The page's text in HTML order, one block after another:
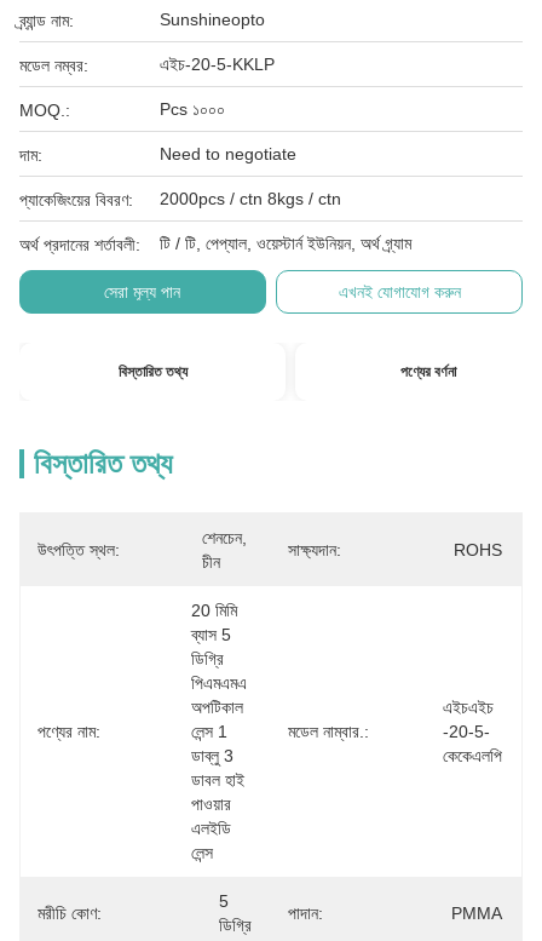
ব্র্যান্ড নাম: Sunshineopto
মডেল নম্বর: এইচ-20-5-KKLP
MOQ.: Pcs ১০০০
দাম: Need to negotiate
প্যাকেজিংয়ের বিবরণ: 2000pcs / ctn 8kgs / ctn
অর্থ প্রদানের শর্তাবলী: টি / টি, পেপ্যাল, ওয়েস্টার্ন ইউনিয়ন, অর্থ গ্র্যাম
সেরা মূল্য পান এখনই যোগাযোগ করুন
বিস্তারিত তথ্য পণ্যের বর্ণনা
বিস্তারিত তথ্য
উৎপত্তি স্থল:
শেনচেন,
চীন
সাক্ষ্যদান: ROHS
পণ্যের নাম:
20 মিমি
ব্যাস 5
ডিগ্রি
পিএমএমএ
অপটিকাল
লেন্স 1
ডাব্লু 3
ডাবল হাই
পাওয়ার
এলইডি
লেন্স
মডেল নাম্বার.:
এইচএইচ
-20-5-
কেকেএলপি
মরীচি কোণ:
5
ডিগ্রি
পাদান: PMMA